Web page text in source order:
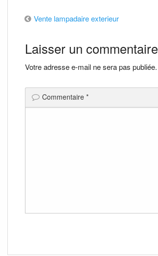
Navigation
de
l’article
Vente lampadaire exterieur
Laisser un commentaire
Votre adresse e-mail ne sera pas publiée.
Commentaire *